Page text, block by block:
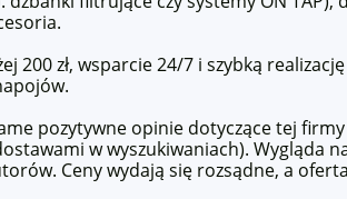
200 zł, wsparcie 24/7 i szybką
pozytywne opinie dotyczące tej
w wyszukiwaniach). Wygląda
Ceny wydają się rozsądne, a